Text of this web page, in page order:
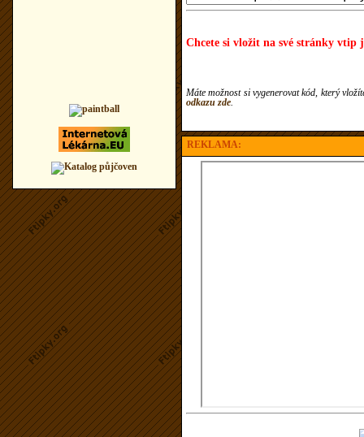
Chcete si vložit na své stránky vtip
Máte možnost si vygenerovat kód, který
odkazu zde.
REKLAMA: